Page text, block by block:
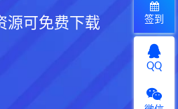
源可免费下载 签到
QQ